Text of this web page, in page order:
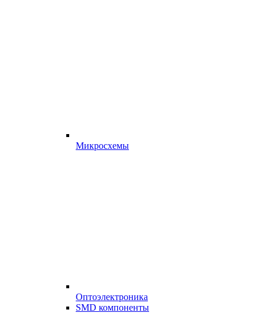
Микросхемы
Оптоэлектроника
SMD компоненты